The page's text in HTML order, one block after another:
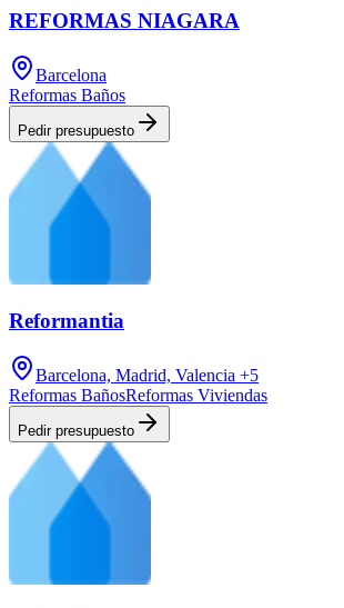
REFORMAS NIAGARA
Barcelona
Reformas Baños
Pedir presupuesto
Reformantia
Barcelona, Madrid, Valencia +5
Reformas BañosReformas Viviendas
Pedir presupuesto